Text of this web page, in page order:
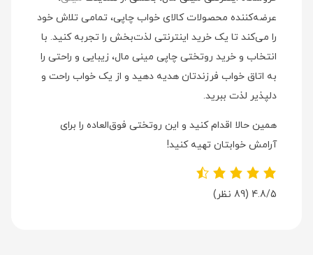
عرضه‌کننده محصولات کالای خواب چاپی، تمامی تلاش خود
را می‌کند تا یک خرید اینترنتی لذت‌بخش را تجربه کنید. با
انتخاب و خرید روتختی چاپی مینی مال، زیبایی و راحتی را
به اتاق خواب فرزندتان هدیه دهید و از یک خواب راحت و
دلپذیر لذت ببرید.
همین حالا اقدام کنید و این روتختی فوق‌العاده را برای
آرامش خوابتان تهیه کنید!
4.8/5 (89 نظر)